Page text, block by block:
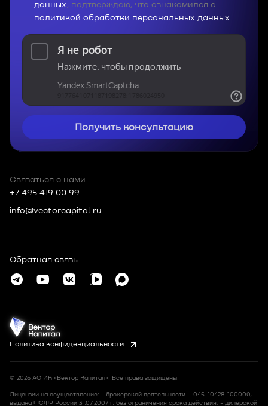
данных , подтверждаю, что ознакомился с
политикой обработки персональных данных
Получить консультацию
Связаться с нами
+7 495 419 00 99
info@vectorcapital.ru
Обратная связь
Политика конфиденциальности
© 2026 АО ИК «Вектор Капитал». Все права защищены.
Лицензии на осуществление: - брокерской деятельности – 045-10428-100000,
выдана ФСФР России 31.07.2007 г. без ограничения срока действия; - дилерской